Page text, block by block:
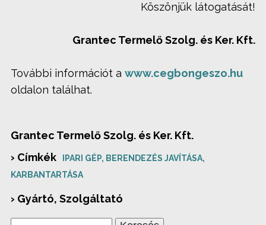
Köszönjük látogatását!
Grantec Termelő Szolg. és Ker. Kft.
További információt a www.cegbongeszo.hu
oldalon találhat.
Grantec Termelő Szolg. és Ker. Kft.
› Címkék
IPARI GÉP, BERENDEZÉS JAVÍTÁSA,
KARBANTARTÁSA
› Gyártó, Szolgáltató